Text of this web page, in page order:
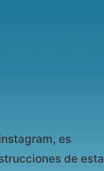
es
de esta